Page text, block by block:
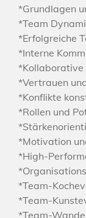
*Grundlagen
*Team
*Erfolgreiche
*Interne
*Kollaborative
*Vertrauen
*Konflikte
*Rollen und
*Motivation
*High-
*Team-
*Team-
*Team-